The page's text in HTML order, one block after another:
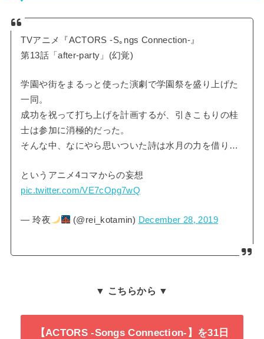
TVアニメ『ACTORS -S｡ngs Connection-』
第13話「after-party」(幻覚)
学園や街をまるっと使った演劇で学園祭を盛り上げた
一同。
成功を祝って打ち上げを計画するが、引きこもりの桂
士は参加に消極的だった。
そんな中、なにやら思いついた詩は水月の力を借り…
というアニメ4コマからの妄想
pic.twitter.com/VE7cOpg7wQ
— 玲夜 (@rei_kotamin) December 28, 2019
▼ こちらから ▼
【ACTORS -Songs Connection-】を31日